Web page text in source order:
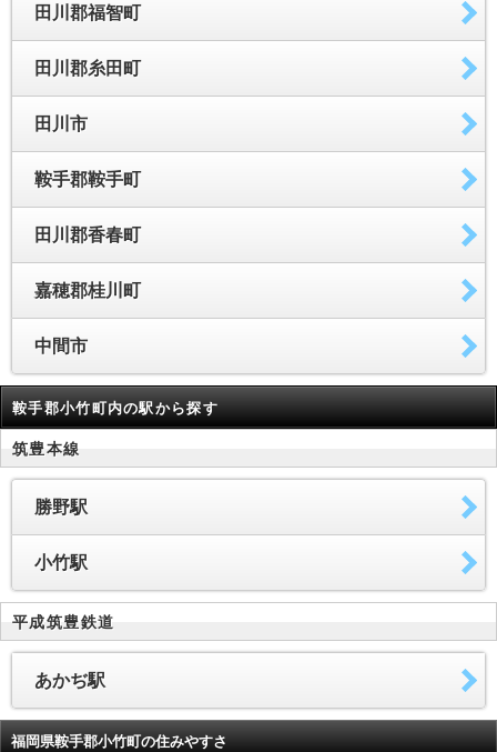
田川郡福智町
田川郡糸田町
田川市
鞍手郡鞍手町
田川郡香春町
嘉穂郡桂川町
中間市
鞍手郡小竹町内の駅から探す
筑豊本線
勝野駅
小竹駅
平成筑豊鉄道
あかぢ駅
福岡県鞍手郡小竹町の住みやすさ